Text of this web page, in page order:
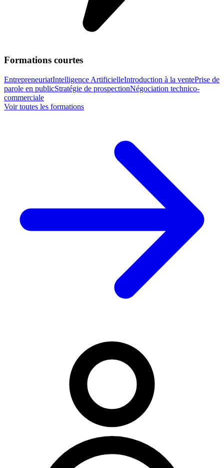
Formations courtes
EntrepreneuriatIntelligence ArtificielleIntroduction à la ventePrise de
parole en publicStratégie de prospectionNégociation technico-
commerciale
Voir toutes les formations